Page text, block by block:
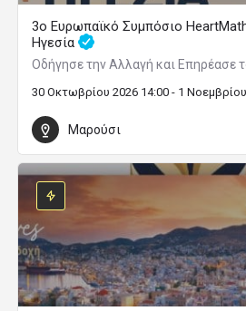
3ο Ευρωπαϊκό Συμπόσιο
Ηγεσία
Οδήγησε την Αλλαγή και Επηρέασε
30 Οκτωβρίου 2026 14:00 - 1
Μαρούσι